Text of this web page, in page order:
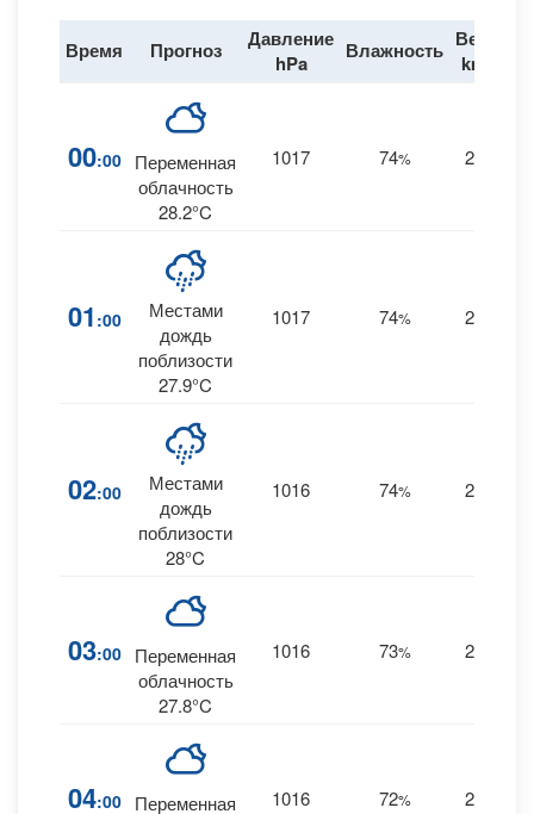
Время Прогноз
Давление
hPa
Влажность Ветер
km/h
00:00
Переменная
облачность
28.2°C
1017 74% 28
01 :00
Местами
дождь
поблизости
27.9°C
1017 74% 27
02:00
Местами
дождь
поблизости
28°C
1016 74% 27
03:00
Переменная
облачность
27.8°C
1016 73% 27
04:00 Переменная 1016 72% 25